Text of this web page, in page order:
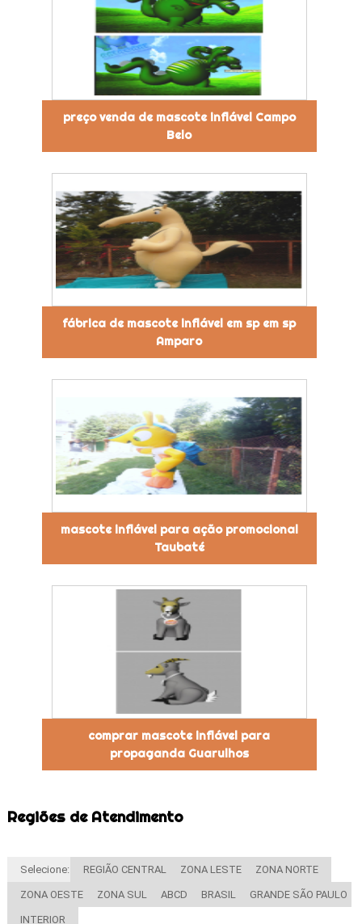
preço venda de mascote inflável Campo
Belo
fábrica de mascote inflável em sp em sp
Amparo
mascote inflável para ação promocional
Taubaté
comprar mascote inflável para
propaganda Guarulhos
Regiões de Atendimento
Selecione: REGIÃO CENTRAL ZONA LESTE ZONA NORTE
ZONA OESTE ZONA SUL ABCD BRASIL GRANDE SÃO PAULO
INTERIOR